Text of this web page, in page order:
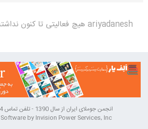
ariyadanesh هیچ فعالیتی تا کنون نداشته است
انجمن جوملای ایران از سال 1390 - تلفن تماس 02165399984
by Invision Power Services, Inc.